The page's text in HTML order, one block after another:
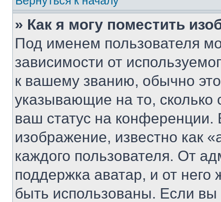
» Как я могу поместить
Под именем пользователя
зависимости от
к вашему званию, обычно это
указывающие на то,
ваш статус на
изображение, известно как
каждого пользователя. От
поддержка аватар, и от него
быть использованы. Если